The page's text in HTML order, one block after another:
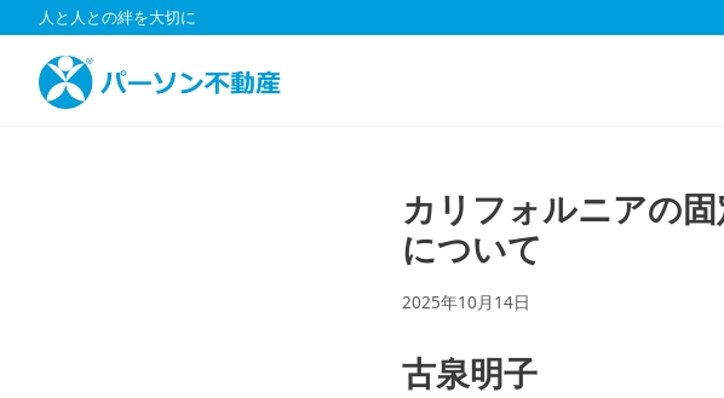
ン
人と人との絆を大切に
カリフォルニアの
について
2025年10月14日
古泉明子